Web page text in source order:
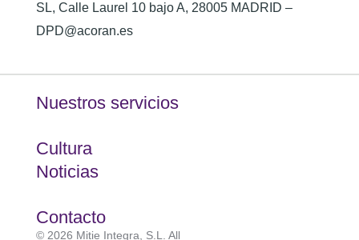
SL, Calle Laurel 10 bajo A, 28005 MADRID –
DPD@acoran.es
© 2026 Mitie Integra, S.L. All
Nuestros servicios
Cultura
Noticias
Contacto